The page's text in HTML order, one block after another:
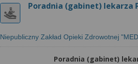
Poradnia (gabinet) lekarza
Niepubliczny Zakład Opieki Zdrowotnej
Poradnia (gabinet)